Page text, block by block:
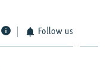
Follow us